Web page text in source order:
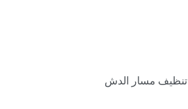
تنظيف مسار الدش